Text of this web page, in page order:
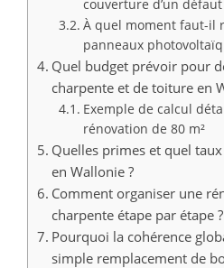
couverture d’un
À quel moment faut-il
panneaux
Quel budget prévoir pour
charpente et de toiture en
Exemple de calcul
rénovation de 80 m²
Quelles primes et quel taux
en Wallonie ?
Comment organiser une
charpente étape par étape ?
Pourquoi la cohérence
simple remplacement de